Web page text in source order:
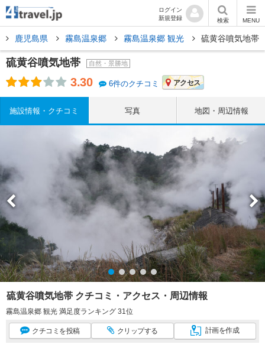
ログイン
新規登録
検索 MENU
鹿児島県 霧島温泉郷 霧島温泉郷 観光 硫黄谷噴気地帯
硫黄谷噴気地帯 自然・景勝地
3.30 6件のクチコミ アクセス
施設情報・クチコミ 写真 地図・周辺情報
硫黄谷噴気地帯 クチコミ・アクセス・周辺情報
霧島温泉郷 観光 満足度ランキング 31位
クチコミ を投稿 クリップする 計画を作成